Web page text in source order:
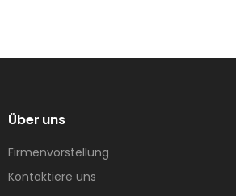
Über uns
Firmenvorstellung
Kontaktiere uns